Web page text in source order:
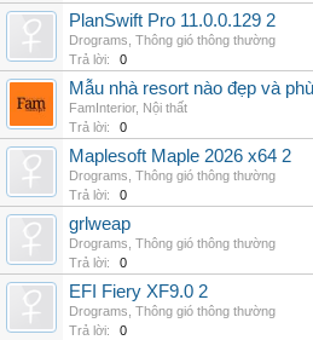
PlanSwift Pro 11.0.0.129 2
Drograms Thông gió thông thường
Trả lời:
0
Mẫu nhà resort nào đẹp và
FamInterior, Nội thất
Trả lời:
0
Maplesoft Maple 2026 x64 2
Drograms Thông gió thông thường
Trả lời:
0
grlweap
Drograms Thông gió thông thường
Trả lời:
0
EFI Fiery XF9.0 2
Drograms Thông gió thông thường
Trả lời:
0